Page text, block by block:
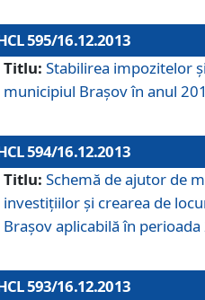
595/16.12.2013
Titlu: Stabilirea impozitelor
municipiul Braşov în anul
594/16.12.2013
Titlu: Schemă de ajutor de
investiţiilor şi crearea de
Braşov aplicabilă în
593/16.12.2013